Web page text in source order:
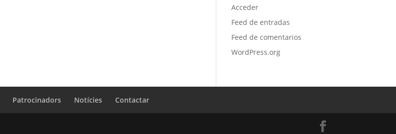
Acceder
Feed de entradas
Feed de comentarios
WordPress.org
Patrocinadors Notícies Contactar